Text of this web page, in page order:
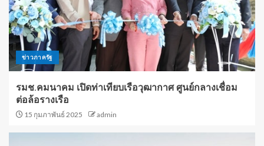
ข่าวภาครัฐ
รมช.คมนาคม เปิดท่าเทียบเรือวุฒากาศ ศูนย์กลางเชื่อม
ต่อล้อรางเรือ
15 กุมภาพันธ์ 2025 admin